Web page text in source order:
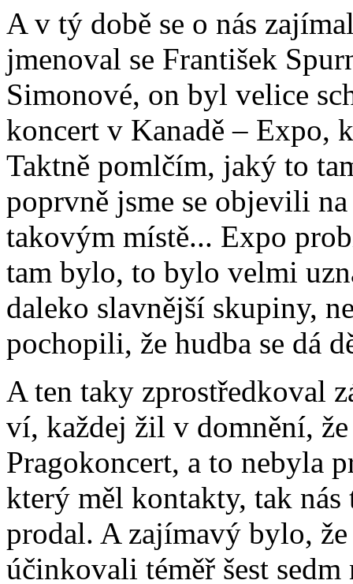
A v tý době se o nás
jmenoval se František
Simonové, on byl velice
koncert v Kanadě – Expo,
Taktně pomlčím, jaký to
poprvně jsme se objevili
takovým místě... Expo
tam bylo, to bylo velmi
daleko slavnější skupiny,
pochopili, že hudba se dá
A ten taky zprostředkoval
ví, každej žil v domnění,
Pragokoncert, a to nebyla
který měl kontakty, tak
prodal. A zajímavý bylo,
účinkovali téměř šest